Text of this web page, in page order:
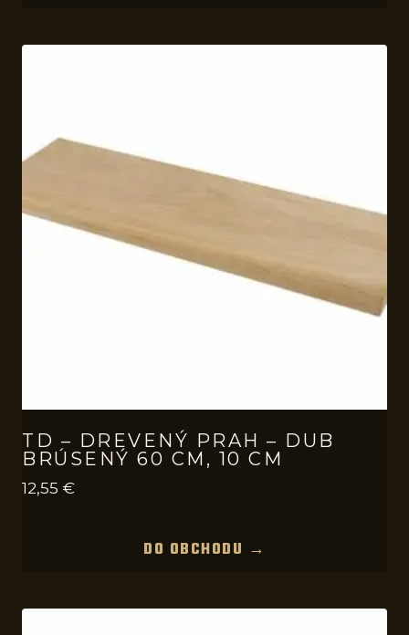
TD – DREVENÝ PRAH – DUB
BRÚSENÝ 60 CM, 10 CM
12,55 €
DO OBCHODU →